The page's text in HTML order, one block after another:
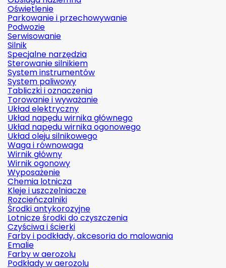
Oświetlenie
Parkowanie i przechowywanie
Podwozie
Serwisowanie
Silnik
Specjalne narzędzia
Sterowanie silnikiem
System instrumentów
System paliwowy
Tabliczki i oznaczenia
Torowanie i wyważanie
Układ elektryczny
Układ napędu wirnika głównego
Układ napędu wirnika ogonowego
Układ oleju silnikowego
Waga i równowaga
Wirnik główny
Wirnik ogonowy
Wyposażenie
Chemia lotnicza
Kleje i uszczelniacze
Rozcieńczalniki
Środki antykorozyjne
Lotnicze środki do czyszczenia
Czyściwa i ścierki
Farby i podkłady, akcesoria do malowania
Emalie
Farby w aerozolu
Podkłady w aerozolu